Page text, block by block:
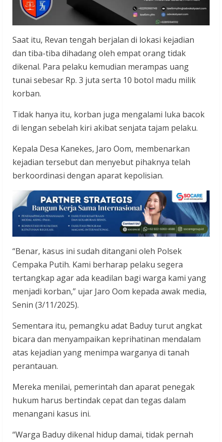
Saat itu, Revan tengah berjalan di lokasi kejadian
dan tiba-tiba dihadang oleh empat orang tidak
dikenal. Para pelaku kemudian merampas uang
tunai sebesar Rp. 3 juta serta 10 botol madu milik
korban.
Tidak hanya itu, korban juga mengalami luka bacok
di lengan sebelah kiri akibat senjata tajam pelaku.
Kepala Desa Kanekes, Jaro Oom, membenarkan
kejadian tersebut dan menyebut pihaknya telah
berkoordinasi dengan aparat kepolisian.
“Benar, kasus ini sudah ditangani oleh Polsek
Cempaka Putih. Kami berharap pelaku segera
tertangkap agar ada keadilan bagi warga kami yang
menjadi korban,” ujar Jaro Oom kepada awak media,
Senin (3/11/2025).
Sementara itu, pemangku adat Baduy turut angkat
bicara dan menyampaikan keprihatinan mendalam
atas kejadian yang menimpa warganya di tanah
perantauan.
Mereka menilai, pemerintah dan aparat penegak
hukum harus bertindak cepat dan tegas dalam
menangani kasus ini.
“Warga Baduy dikenal hidup damai, tidak pernah